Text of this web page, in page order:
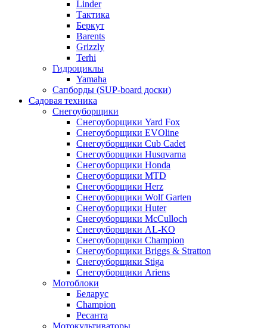
Linder
Тактика
Беркут
Barents
Grizzly
Terhi
Гидроциклы
Yamaha
Сапборды (SUP-board доски)
Садовая техника
Снегоуборщики
Снегоуборщики Yard Fox
Снегоуборщики EVOline
Снегоуборщики Cub Cadet
Снегоуборщики Husqvarna
Снегоуборщики Honda
Снегоуборщики MTD
Снегоуборщики Herz
Снегоуборщики Wolf Garten
Снегоуборщики Huter
Снегоуборщики McCulloch
Снегоуборщики AL-KO
Снегоуборщики Champion
Снегоуборщики Briggs & Stratton
Снегоуборщики Stiga
Снегоуборщики Ariens
Мотоблоки
Беларус
Champion
Ресанта
Мотокультиваторы